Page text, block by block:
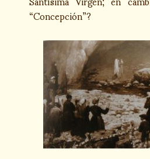
“Concepción”?